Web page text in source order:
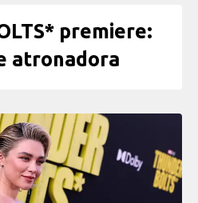
premiere:
atronadora